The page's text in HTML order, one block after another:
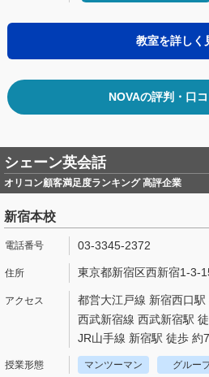
教室を詳しく
NOVAの評判・口
シェーン英会話
オリコン顧客満足度ランキング 高評企業
新宿本校
03-3345-2372
東京都新宿区西新宿1-3-
都営大江戸線 新宿西口
西武新宿線 西武新宿駅
JR山手線 新宿駅 徒歩 約
マンツーマン グルー